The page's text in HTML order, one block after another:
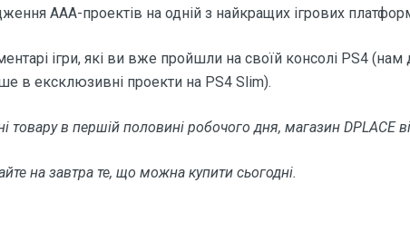
ААА-проектів на одній з найкращих ігрових
ігри, які ви вже пройшли на своїй консолі PS4
в ексклюзивні проекти на PS4 Slim).
товару в першій половині робочого дня, магазин DPLACE
на завтра те, що можна купити сьогодні.